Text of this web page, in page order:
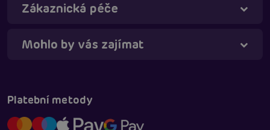
Zákaznická péče
Mohlo by vás zajímat
Platební metody